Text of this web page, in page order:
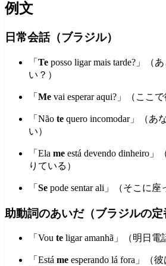
例文
日常会話（ブラジル）
「 Te posso ligar mais tarde?」（
い？）
「 Me vai esperar aqui?」（ここ
「Não te quero incomodar」（あ
い）
「Ela me está devendo dinheiro
りている）
「 Se pode sentar ali」（そこに座
助動詞のあいだ（ブラジルの定
「Vou te ligar amanhã」（明日電
「Está me esperando lá fora」（